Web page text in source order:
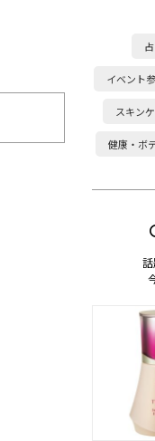
ベスコス受賞色＆春新
イベント
スキン
健康・ボ